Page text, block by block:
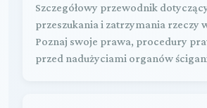
Szczegółowy przewodnik
przeszukania i zatrzymania rzeczy
Poznaj swoje prawa, procedury
przed nadużyciami organów